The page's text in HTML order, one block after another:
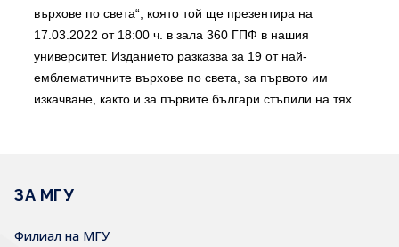
върхове по света“, която той ще презентира на
17.03.2022 от 18:00 ч. в зала 360 ГПФ в нашия
университет. Изданието разказва за 19 от най-
емблематичните върхове по света, за първото им
изкачване, както и за първите българи стъпили на тях.
ЗА МГУ
Филиал на МГУ